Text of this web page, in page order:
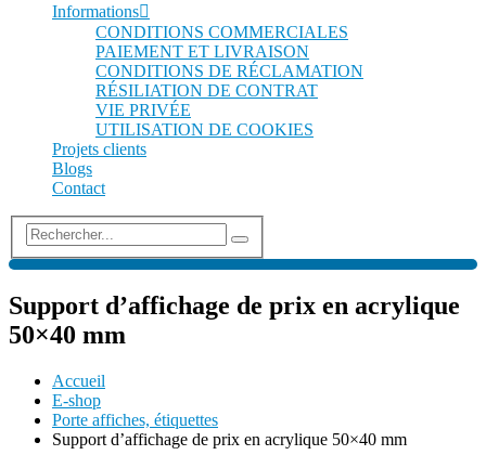
Informations
CONDITIONS COMMERCIALES
PAIEMENT ET LIVRAISON
CONDITIONS DE RÉCLAMATION
RÉSILIATION DE CONTRAT
VIE PRIVÉE
UTILISATION DE COOKIES
Projets clients
Blogs
Contact
Support d’affichage de prix en acrylique
50×40 mm
Accueil
E-shop
Porte affiches, étiquettes
Support d’affichage de prix en acrylique 50×40 mm